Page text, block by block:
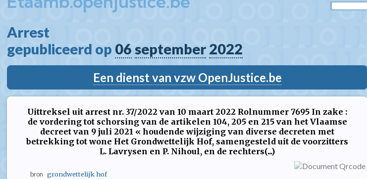
Arrest
gepubliceerd op 06 september 2022
Een dienst van vzw OpenJustice.be
Uittreksel uit arrest nr. 37/2022 van 10 maart 2022 Rolnummer 7695 In zake :
de vordering tot schorsing van de artikelen 104, 205 en 215 van het Vlaamse
decreet van 9 juli 2021 « houdende wijziging van diverse decreten met
betrekking tot wone Het Grondwettelijk Hof, samengesteld uit de voorzitters
L. Lavrysen en P. Nihoul, en de rechters(...)
bron grondwettelijk hof